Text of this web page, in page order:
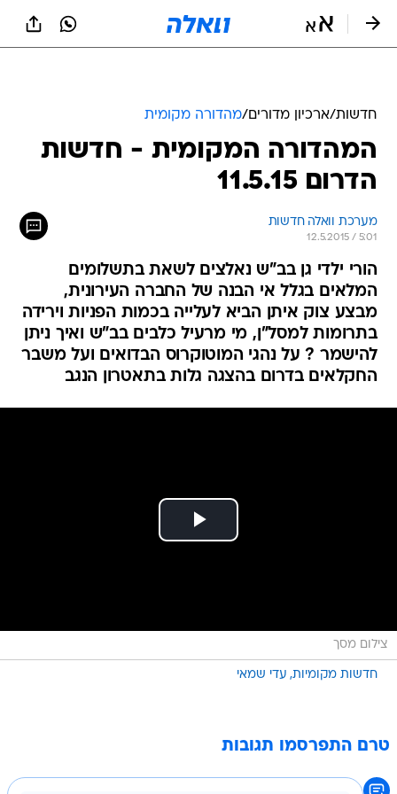
חדשות/ארכיון מדורים/מהדורה מקומית
המהדורה המקומית - חדשות
הדרום 11.5.15
מערכת וואלה חדשות
12.5.2015 / 5:01
הורי ילדי גן בב"ש נאלצים לשאת בתשלומים
המלאים בגלל אי הבנה של החברה העירונית,
מבצע צוק איתן הביא לעלייה בכמות הפניות וירידה
בתרומות למסל"ן, מי מרעיל כלבים בב"ש ואיך ניתן
להישמר ? על נהגי המוטוקרוס הבדואים ועל משבר
החקלאים בדרום בהצגה גלות בתאטרון הנגב
צילום מסך
חדשות מקומיות עדי שמאי
טרם התפרסמו תגובות